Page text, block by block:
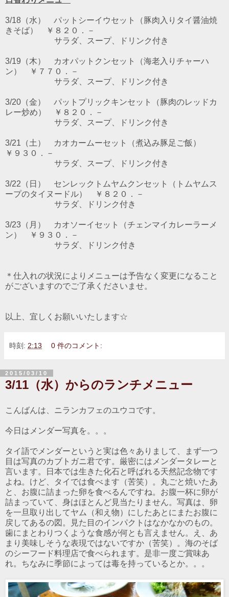
3/18（水） パットシーイウセット（豚肉入りタイ醤油焼
きそば） ￥８２０．－
サラダ、スープ、ドリンク付き
3/19（木） カオパットクンセット（海老入りチャーハ
ン） ￥７７０．－
サラダ、スープ、ドリンク付き
3/20（金） パットプリックキンセット（豚肉のレッドカ
レー炒め） ￥８２０．－
サラダ、スープ、ドリンク付き
3/21（土） カオカームーセット（煮込み豚足ご飯）
￥９３０．－
サラダ、スープ、ドリンク付き
3/22（日） センレックトムヤムクンセット（トムヤムス
ープのタイヌードル） ￥８２０．－
サラダ、ドリンク付き
3/23（月） カオソーイセット（チェンマイカレーラーメ
ン） ￥９３０．－
サラダ、ドリンク付き
＊仕入れの状況によりメニューは予告なく変更になること
がございますのでご了承くださいませ。
以上、宜しくお願いいたします☆
時刻: 2:13 0 件のコメント:
2015/03/10
3/11（水）からのランチメニュー
こんばんは、ニランカフェのユウコです。
今日はメンダー写真を。。。
タイ語でメンダーというと実は色々ありまして、まず一つ
目は写真のカブトガニ君です。厳密にはメンダータレーと
言います。日本では生きた化石と呼ばれる天然記念物です
よね。けど、タイでは食べます（苦笑）。丸ごと焼いたあ
と、お腹に詰まった卵を食べるんですね。お腹一杯に卵が
詰まっていて、身はほとんど見当たりません。写真は、卵
を一旦取り出してヤム（和え物）にしたあとにまたお腹に
戻してあるの図。見た目のインパクトはなかなかのもの。
歯にまとわりつくような食感が何とも言えません。え、あ
まり美味しそうな表現ではないですか（苦笑）。海のそば
のシーフード料理店で食べられます。是非一度ご賞味あ
れ。ちなみに季節によっては毒を持っているとか。。。